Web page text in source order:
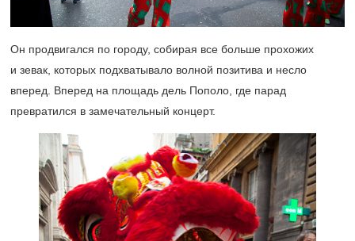
Он продвигался по городу, собирая все больше прохожих
и зевак, которых подхватывало волной позитива и несло
вперед. Вперед на площадь дель Пополо, где парад
превратился в замечательный концерт.